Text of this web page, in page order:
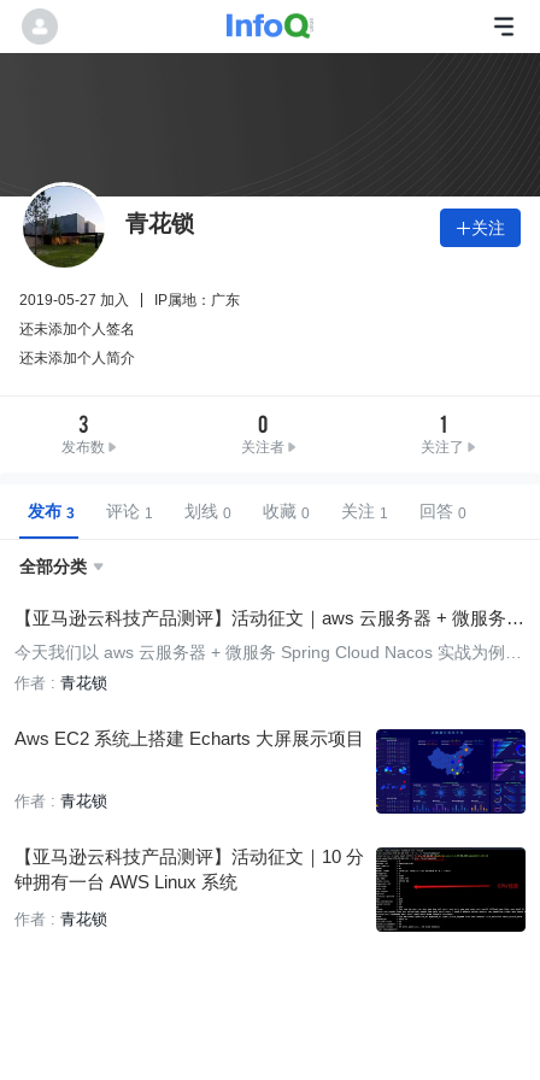
青花锁 关注
2019-05-27 加入
IP属地：广东
还未添加个人签名
还未添加个人简介
3
发布数
0
关注者
1
关注了
发布 评论 划线 收藏 关注 回答
全部分类 
【亚马逊云科技产品测评】活动征文｜aws 云服务器 + 微服务 S
pring Cloud Nacos 实战
今天我们以 aws 云服务器 + 微服务 Spring Cloud Nacos 实战为例，
来体验一下云原生微服务的便捷。
作者 : 青花锁
Aws EC2 系统上搭建 Echarts 大屏展示项目
作者 : 青花锁
【亚马逊云科技产品测评】活动征文｜10 分
钟拥有一台 AWS Linux 系统
作者 : 青花锁